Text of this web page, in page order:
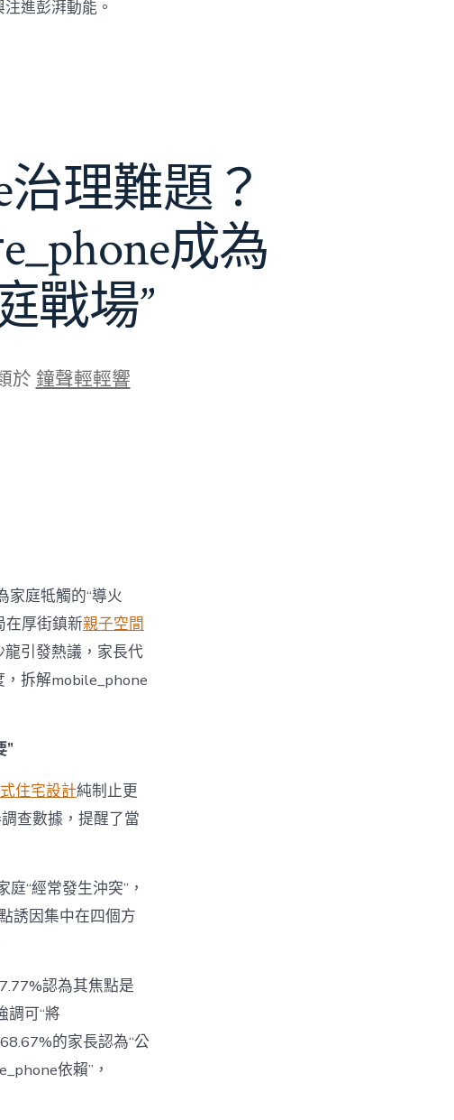
進彭湃動能。
理難題？
成為
戰場”
於 鐘聲輕輕響
家庭牴觸的“導火
在厚街鎮新親子空間
龍引發熱議，家長代
拆解mobile_phone
”
住宅設計純制止更
查數據，提醒了當
“經常發生沖突”，
誘因集中在四個方
認為其焦點是
調可“將
的家長認為“公
依賴”，